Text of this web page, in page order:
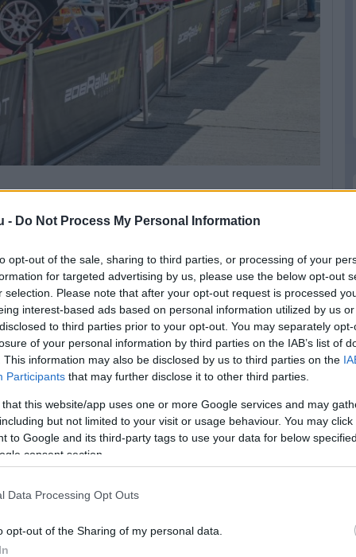
- Do Not Process My Personal Information
opt-out of the sale, sharing to third parties, or processing of your
for targeted advertising by us, please use the below opt-out
selection. Please note that after your opt-out request is processed
interest-based ads based on personal information utilized by us
to third parties prior to your opt-out. You may separately
of your personal information by third parties on the IAB’s list of
This information may also be disclosed by us to third parties on the
Participants that may further disclose it to other third parties.
that this website/app uses one or more Google services and may
but not limited to your visit or usage behaviour. You may
to Google and its third-party tags to use your data for below
consent section.
Data Processing Opt Outs
opt-out of the Sharing of my personal data.
újoncCzékmány Norbert. Az ORB2 tavalyi
hétvégének. ‘Jó versenyt várok! Nem
Talán egyszer, régen, valamilyen Sprint
azt gondolom az RC4-ben is ügyes, helyi
árazni a tempónkat. Kiváncsian várjuk,
ellenfelekre figyelünk, de nehéz lesz
mindenkihez képest is! Ebben kell majd
is küzdött az előző versenyen. Kese
forduló után. ’Nagyon várom a futamot,
Komoly a kétkerekes mezőny, biztos
kihozni a legjobbat. Jobban
is, a geometriára több hangsúlyt
ezt a hétvégét, mint ahogy mindet,